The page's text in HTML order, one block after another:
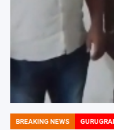
POSTED
BREAKING NEWS